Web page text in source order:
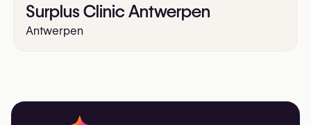
Surplus Clinic Antwerpen
Antwerpen